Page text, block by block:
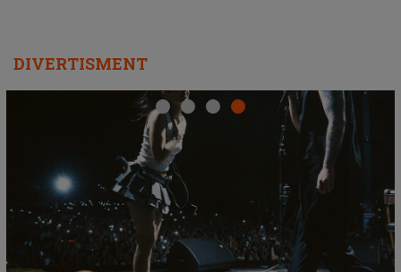
DIVERTISMENT